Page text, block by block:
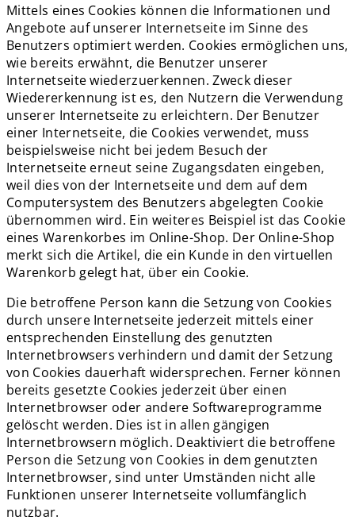
Mittels eines Cookies können die Informationen und
Angebote auf unserer Internetseite im Sinne des
Benutzers optimiert werden. Cookies ermöglichen uns,
wie bereits erwähnt, die Benutzer unserer
Internetseite wiederzuerkennen. Zweck dieser
Wiedererkennung ist es, den Nutzern die Verwendung
unserer Internetseite zu erleichtern. Der Benutzer
einer Internetseite, die Cookies verwendet, muss
beispielsweise nicht bei jedem Besuch der
Internetseite erneut seine Zugangsdaten eingeben,
weil dies von der Internetseite und dem auf dem
Computersystem des Benutzers abgelegten Cookie
übernommen wird. Ein weiteres Beispiel ist das Cookie
eines Warenkorbes im Online-Shop. Der Online-Shop
merkt sich die Artikel, die ein Kunde in den virtuellen
Warenkorb gelegt hat, über ein Cookie.
Die betroffene Person kann die Setzung von Cookies
durch unsere Internetseite jederzeit mittels einer
entsprechenden Einstellung des genutzten
Internetbrowsers verhindern und damit der Setzung
von Cookies dauerhaft widersprechen. Ferner können
bereits gesetzte Cookies jederzeit über einen
Internetbrowser oder andere Softwareprogramme
gelöscht werden. Dies ist in allen gängigen
Internetbrowsern möglich. Deaktiviert die betroffene
Person die Setzung von Cookies in dem genutzten
Internetbrowser, sind unter Umständen nicht alle
Funktionen unserer Internetseite vollumfänglich
nutzbar.